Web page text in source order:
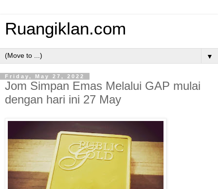
Ruangiklan.com
▼
Friday, May 27, 2022
Jom Simpan Emas Melalui GAP mulai
dengan hari ini 27 May